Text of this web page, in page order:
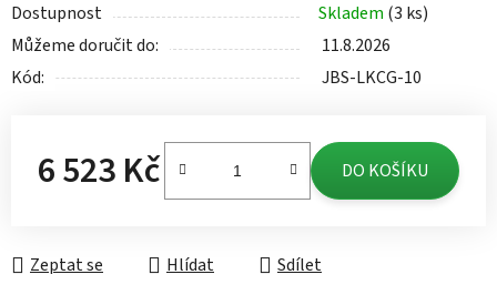
Dostupnost Skladem (3 ks)
Můžeme doručit do:
11.8.2026
Kód:
JBS-LKCG-10
6 523 Kč DO KOŠÍKU
Zeptat se Hlídat Sdílet